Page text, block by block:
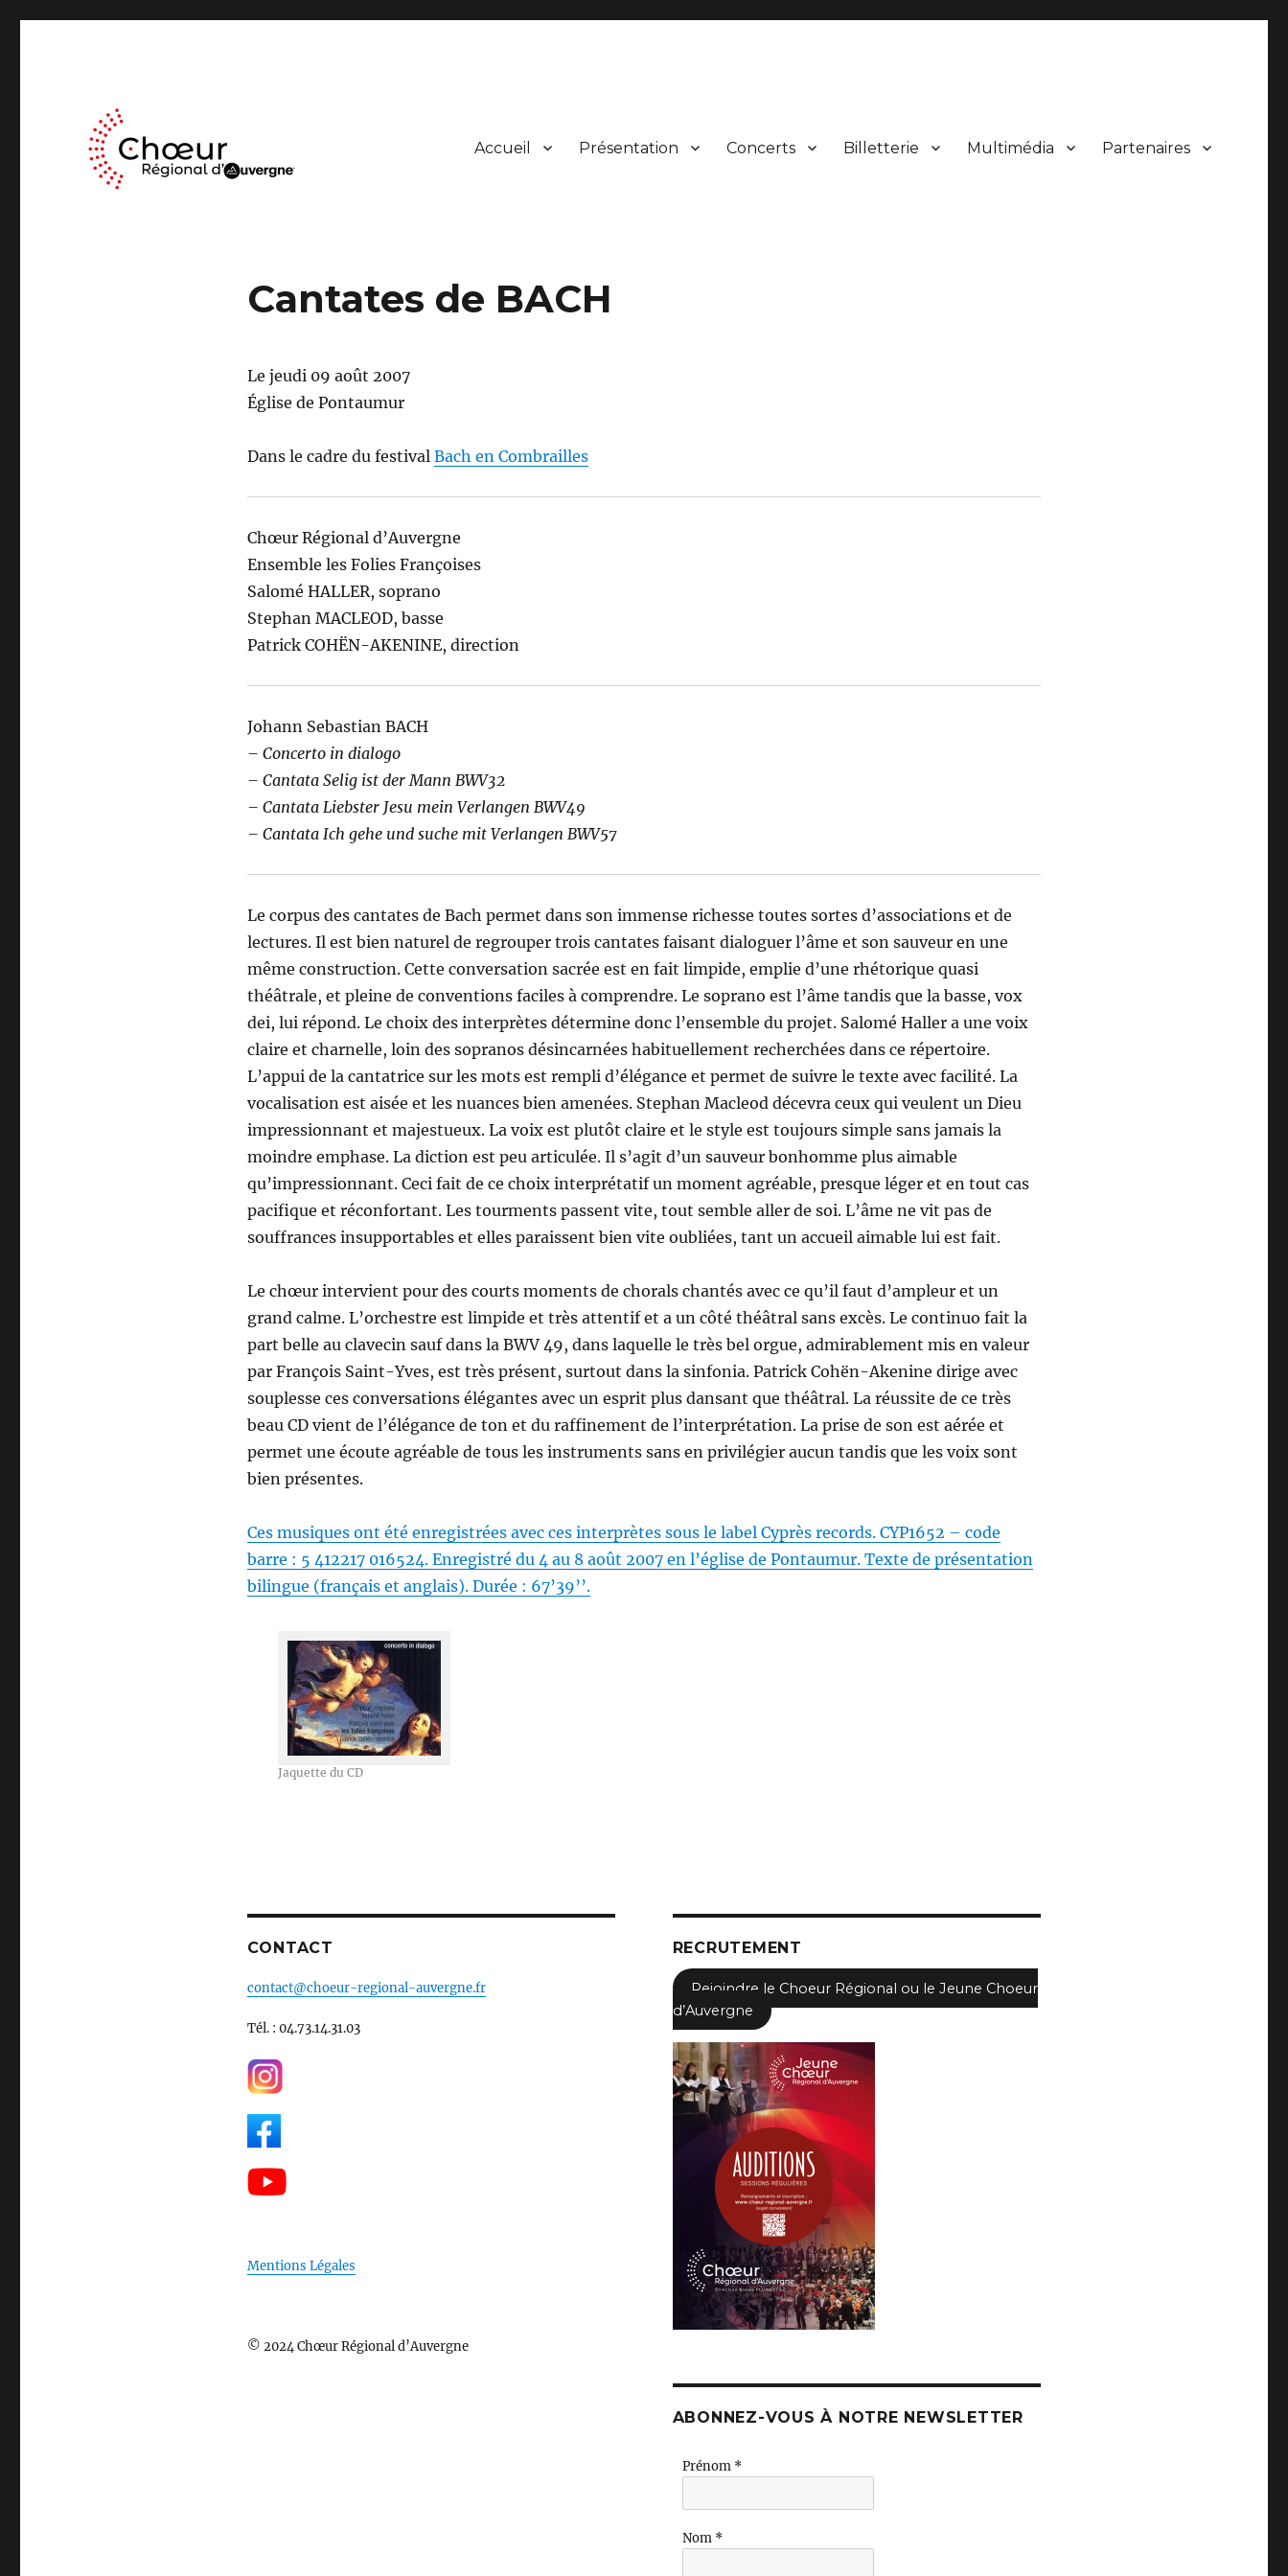
Accueil Présentation Concerts Billetterie Multimédia Partenaires
Cantates de BACH
Le jeudi 09 août 2007
Église de Pontaumur
Dans le cadre du festival Bach en Combrailles
Chœur Régional d’Auvergne
Ensemble les Folies Françoises
Salomé HALLER, soprano
Stephan MACLEOD, basse
Patrick COHËN-AKENINE, direction
Johann Sebastian BACH
– Concerto in dialogo
– Cantata Selig ist der Mann BWV32
– Cantata Liebster Jesu mein Verlangen BWV49
– Cantata Ich gehe und suche mit Verlangen BWV57
Le corpus des cantates de Bach permet dans son immense richesse toutes sortes d’associations et de
lectures. Il est bien naturel de regrouper trois cantates faisant dialoguer l’âme et son sauveur en une
même construction. Cette conversation sacrée est en fait limpide, emplie d’une rhétorique quasi
théâtrale, et pleine de conventions faciles à comprendre. Le soprano est l’âme tandis que la basse, vox
dei, lui répond. Le choix des interprètes détermine donc l’ensemble du projet. Salomé Haller a une voix
claire et charnelle, loin des sopranos désincarnées habituellement recherchées dans ce répertoire.
L’appui de la cantatrice sur les mots est rempli d’élégance et permet de suivre le texte avec facilité. La
vocalisation est aisée et les nuances bien amenées. Stephan Macleod décevra ceux qui veulent un Dieu
impressionnant et majestueux. La voix est plutôt claire et le style est toujours simple sans jamais la
moindre emphase. La diction est peu articulée. Il s’agit d’un sauveur bonhomme plus aimable
qu’impressionnant. Ceci fait de ce choix interprétatif un moment agréable, presque léger et en tout cas
pacifique et réconfortant. Les tourments passent vite, tout semble aller de soi. L’âme ne vit pas de
souffrances insupportables et elles paraissent bien vite oubliées, tant un accueil aimable lui est fait.
Le chœur intervient pour des courts moments de chorals chantés avec ce qu’il faut d’ampleur et un
grand calme. L’orchestre est limpide et très attentif et a un côté théâtral sans excès. Le continuo fait la
part belle au clavecin sauf dans la BWV 49, dans laquelle le très bel orgue, admirablement mis en valeur
par François Saint-Yves, est très présent, surtout dans la sinfonia. Patrick Cohën-Akenine dirige avec
souplesse ces conversations élégantes avec un esprit plus dansant que théâtral. La réussite de ce très
beau CD vient de l’élégance de ton et du raffinement de l’interprétation. La prise de son est aérée et
permet une écoute agréable de tous les instruments sans en privilégier aucun tandis que les voix sont
bien présentes.
Ces musiques ont été enregistrées avec ces interprètes sous le label Cyprès records. CYP1652 – code
barre : 5 412217 016524. Enregistré du 4 au 8 août 2007 en l’église de Pontaumur. Texte de présentation
bilingue (français et anglais). Durée : 67’39’’.
Jaquette du CD
CONTACT
contact@choeur-regional-auvergne.fr
Tél. : 04.73.14.31.03
Mentions Légales
© 2024 Chœur Régional d’Auvergne
RECRUTEMENT
Rejoindre le Choeur Régional ou le Jeune Choeur
d’Auvergne
ABONNEZ-VOUS À NOTRE NEWSLETTER
Prénom *
Nom *